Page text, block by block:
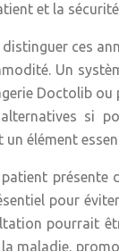
et la
ces
Un
Doctolib ou
si
élément
présente
pour
pourrait
maladie,